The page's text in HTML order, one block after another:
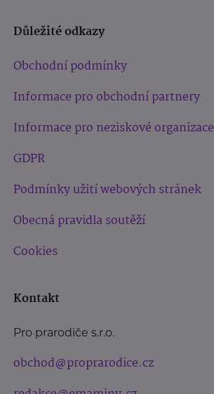
Důležité odkazy
Obchodní podmínky
Informace pro obchodní partnery
Informace pro neziskové organizace
GDPR
Podmínky užití webových stránek
Obecná pravidla soutěží
Cookies
Kontakt
Pro prarodiče s.r.o.
obchod@proprarodice.cz